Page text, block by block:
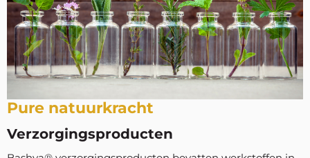
Pure natuurkracht
Verzorgingsproducten